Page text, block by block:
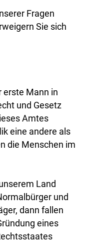
Fragen
Sie sich
erste Mann in
und Gesetz
Amtes
eine andere als
die Menschen im
Land
und
dann fallen
eines